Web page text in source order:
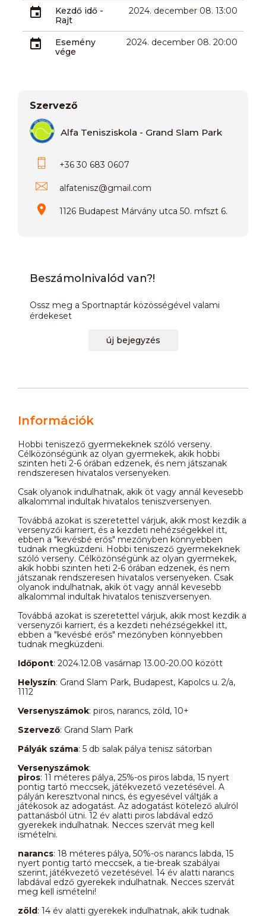
Kezdő idő -
Rajt
2024. december 08. 13:00
Esemény
vége
2024. december 08. 20:00
Szervező
Alfa Tenisziskola - Grand Slam Park
+36 30 683 0607
alfatenisz@gmail.com
1126 Budapest Márvány utca 50. mfszt 6.
Beszámolnivalód van?!
Ossz meg a Sportnaptár közösségével valami
érdekeset
új bejegyzés
Információk
Hobbi teniszező gyermekeknek szóló verseny.
Célközönségünk az olyan gyermekek, akik hobbi
szinten heti 2-6 órában edzenek, és nem játszanak
rendszeresen hivatalos versenyeken.
Csak olyanok indulhatnak, akik öt vagy annál kevesebb
alkalommal indultak hivatalos teniszversenyen.
Továbbá azokat is szeretettel várjuk, akik most kezdik a
versenyzői karriert, és a kezdeti nehézségekkel itt,
ebben a "kevésbé erős" mezőnyben könnyebben
tudnak megküzdeni. Hobbi teniszező gyermekeknek
szóló verseny. Célközönségünk az olyan gyermekek,
akik hobbi szinten heti 2-6 órában edzenek, és nem
játszanak rendszeresen hivatalos versenyeken. Csak
olyanok indulhatnak, akik öt vagy annál kevesebb
alkalommal indultak hivatalos teniszversenyen.
Továbbá azokat is szeretettel várjuk, akik most kezdik a
versenyzői karriert, és a kezdeti nehézségekkel itt,
ebben a "kevésbé erős" mezőnyben könnyebben
tudnak megküzdeni.
Időpont: 2024.12.08 vasárnap 13.00-20.00 között
Helyszín: Grand Slam Park, Budapest, Kapolcs u. 2/a,
1112
Versenyszámok: piros, narancs, zöld, 10+
Szervező: Grand Slam Park
Pályák száma: 5 db salak pálya tenisz sátorban
Versenyszámok:
piros: 11 méteres pálya, 25%-os piros labda, 15 nyert
pontig tartó meccsek, játékvezető vezetésével. A
pályán keresztvonal nincs, és egyesével váltják a
játékosok az adogatást. Az adogatást kötelező alulról
pattanásból ütni. 12 év alatti piros labdával edző
gyerekek indulhatnak. Necces szervát meg kell
ismételni.
narancs: 18 méteres pálya, 50%-os narancs labda, 15
nyert pontig tartó meccsek, a tie-break szabályai
szerint, játékvezető vezetésével. 14 év alatti narancs
labdával edző gyerekek indulhatnak. Necces szervát
meg kell ismételni!
zöld: 14 év alatti gyerekek indulhatnak, akik tudnak